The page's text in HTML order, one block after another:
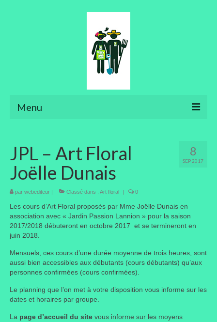
Menu
Aménager son jardin
Art floral
Bonsaïs
Potager
Vannerie
Autres
Bibliothèque
Nouveautés
8
SEP 2017
JPL – Art Floral
Joëlle Dunais
par webediteur | Classé dans : Art floral | 0
Les cours d’Art Floral proposés par Mme Joëlle Dunais en
association avec « Jardin Passion Lannion » pour la saison
2017/2018 débuteront en octobre 2017 et se termineront en
juin 2018.
Mensuels, ces cours d’une durée moyenne de trois heures, sont
aussi bien accessibles aux débutants (cours débutants) qu’aux
personnes confirmées (cours confirmées).
Le planning que l’on met à votre disposition vous informe sur les
dates et horaires par groupe.
La page d’accueil du site vous informe sur les moyens